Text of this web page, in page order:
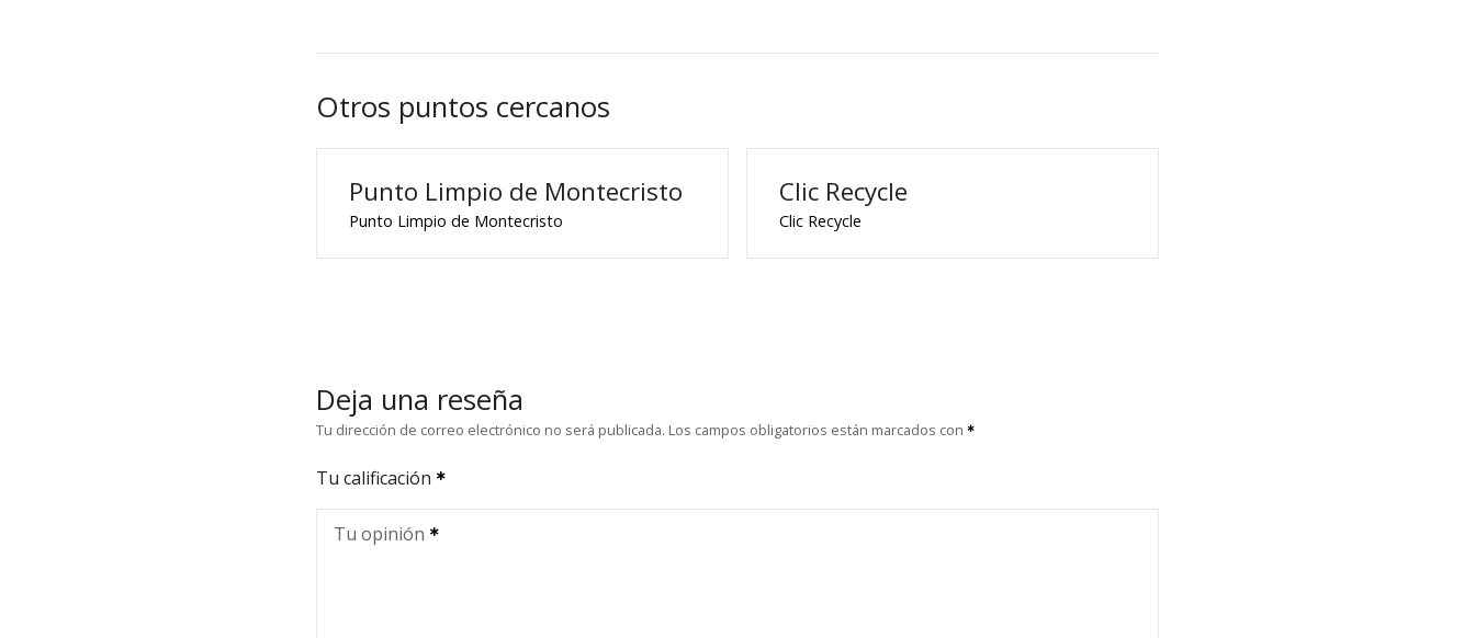
Otros puntos cercanos
Punto Limpio de Montecristo
Punto Limpio de Montecristo
Clic Recycle
Clic Recycle
Deja una reseña
Tu dirección de correo electrónico no será publicada. Los campos obligatorios están marcados con
Tu calificación
Tu opinión